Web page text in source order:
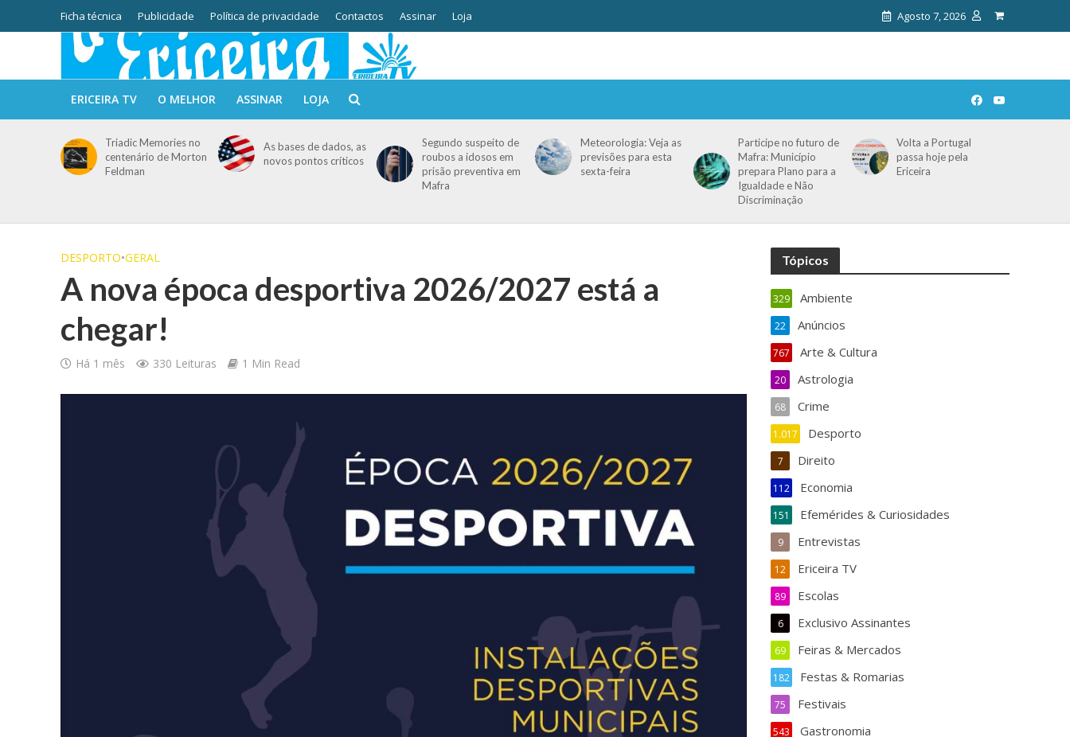
Ficha técnica Publicidade Política de privacidade Contactos Assinar Loja Agosto 7, 2026
ERICEIRA TV O MELHOR ASSINAR LOJA
Triadic Memories no
centenário de Morton
Feldman
As bases de dados, as
novos pontos críticos
Segundo suspeito de
roubos a idosos em
prisão preventiva em
Mafra
Meteorologia: Veja as
previsões para esta
sexta-feira
Participe no futuro de
Mafra: Município
prepara Plano para a
Igualdade e Não
Discriminação
Volta a Portugal
passa hoje pela
Ericeira
DESPORTO•GERAL
A nova época desportiva 2026/2027 está a
chegar!
Há 1 mês 330 Leituras 1 Min Read
Tópicos
Ambiente
329
Anúncios
22
Arte & Cultura
767
Astrologia
20
Crime
68
Desporto
1.017
Direito
7
Economia
112
Efemérides & Curiosidades
151
Entrevistas
9
Ericeira TV
12
Escolas
89
Exclusivo Assinantes
6
Feiras & Mercados
69
Festas & Romarias
182
Festivais
75
Gastronomia
543